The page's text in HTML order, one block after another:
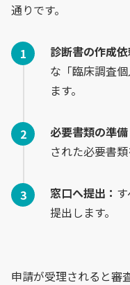
通りです。
診断書の作成依
な「臨床調査
ます。
必要書類の準備
された必要書類
窓口へ提出：
提出します。
申請が受理されると審